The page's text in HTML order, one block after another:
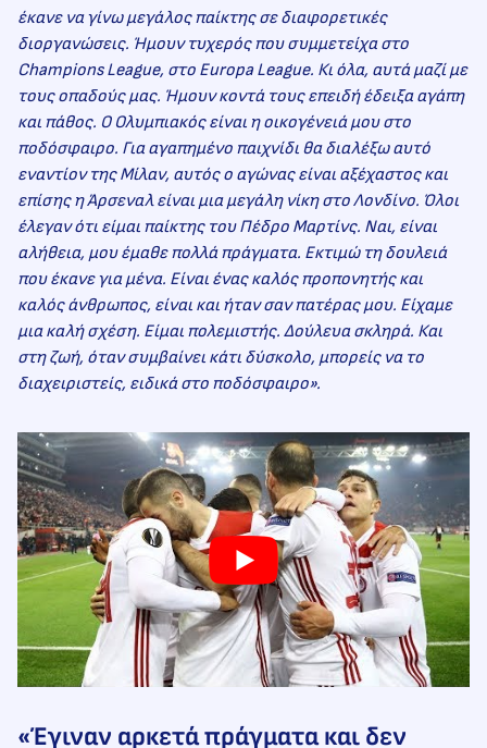
έκανε να γίνω μεγάλος παίκτης σε διαφορετικές
διοργανώσεις. Ήμουν τυχερός που συμμετείχα στο
Champions League, στο Europa League. Κι όλα, αυτά μαζί με
τους οπαδούς μας. Ήμουν κοντά τους επειδή έδειξα αγάπη
και πάθος. Ο Ολυμπιακός είναι η οικογένειά μου στο
ποδόσφαιρο. Για αγαπημένο παιχνίδι θα διαλέξω αυτό
εναντίον της Μίλαν, αυτός ο αγώνας είναι αξέχαστος και
επίσης η Άρσεναλ είναι μια μεγάλη νίκη στο Λονδίνο. Όλοι
έλεγαν ότι είμαι παίκτης του Πέδρο Μαρτίνς. Ναι, είναι
αλήθεια, μου έμαθε πολλά πράγματα. Εκτιμώ τη δουλειά
που έκανε για μένα. Είναι ένας καλός προπονητής και
καλός άνθρωπος, είναι και ήταν σαν πατέρας μου. Είχαμε
μια καλή σχέση. Είμαι πολεμιστής. Δούλευα σκληρά. Και
στη ζωή, όταν συμβαίνει κάτι δύσκολο, μπορείς να το
διαχειριστείς, ειδικά στο ποδόσφαιρο».
«Έγιναν αρκετά πράγματα και δεν